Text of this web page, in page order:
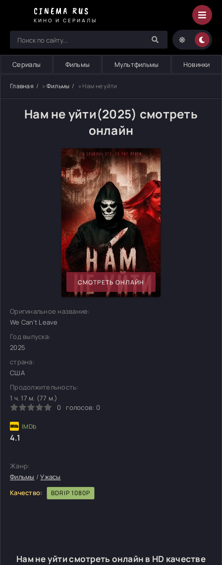
CINEMA RUS
КИНО И СЕРИАЛЫ
Сериалы Фильмы Мультфильмы Новинки
Главная » Фильмы » Нам не уйти
Нам не уйти(2025) смотреть
онлайн
СМОТРЕТЬ ОНЛАЙН
Оригинальное название:
We Can't Leave
Год выпуска:
2025
страна:
США
Продолжительность:
1 ч. 17 м. (77 м.)
0
голосов: 0
4.1
Жанр:
Фильмы /Ужасы
Качество:
BDRIP 1080P
Нам не уйти смотреть онлайн в HD качестве